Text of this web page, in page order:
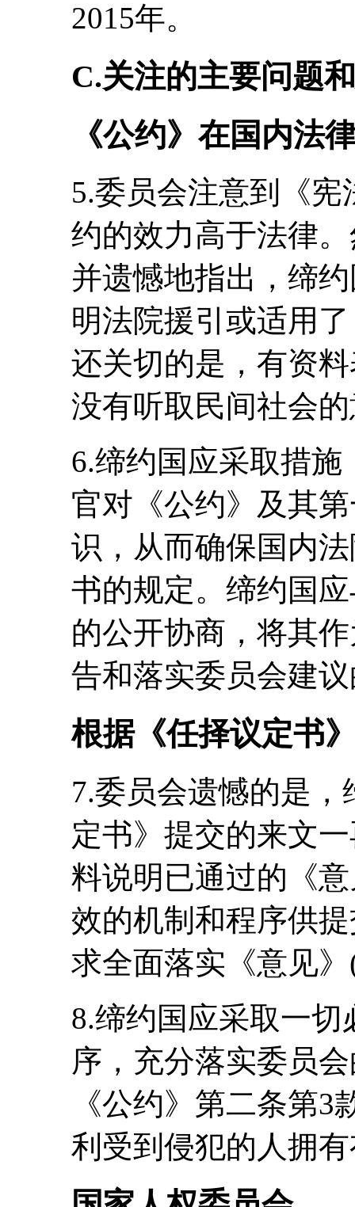
2015年。
C.关注的主要问题
《公约》在国内法
5.委员会注意到《
约的效力高于法律
并遗憾地指出，缔
明法院援引或适用
还关切的是，有资
没有听取民间社会
6.缔约国应采取措
官对《公约》及其
识，从而确保国内
书的规定。缔约国
的公开协商，将其
告和落实委员会建
根据《任择议定书
7.委员会遗憾的是
定书》提交的来文
料说明已通过的《
效的机制和程序供
求全面落实《意见
8.缔约国应采取一
序，充分落实委员
《公约》第二条第
利受到侵犯的人拥